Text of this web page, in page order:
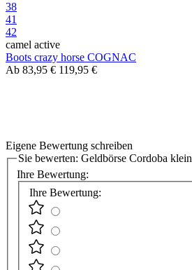
38
41
42
camel active
Boots crazy horse COGNAC
Ab 83,95 € 119,95 €
Eigene Bewertung schreiben
Sie bewerten: Geldbörse Cordoba klein
Ihre Bewertung:
Ihre Bewertung: